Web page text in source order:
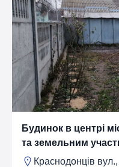
Будинок в центрі
та земельним
Краснодонців вул.,